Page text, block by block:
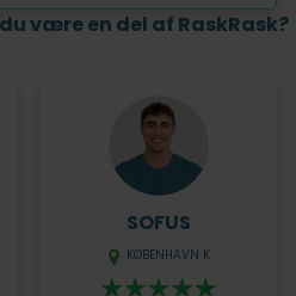
være en del af RaskRask?
SOFUS
KØBENHAVN K